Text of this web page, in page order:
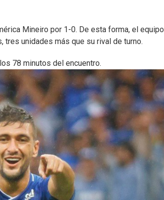
Mineiro por 1-0. De esta forma, el equipo
tres unidades más que su rival de turno.
78 minutos del encuentro.